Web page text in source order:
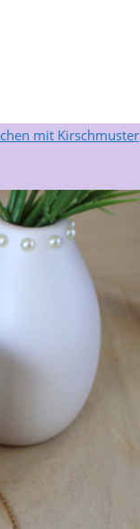
mit Kirschmuster